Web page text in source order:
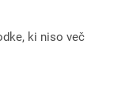
ki niso več